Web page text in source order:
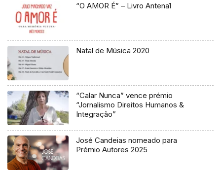
“O AMOR É” – Livro Antena1
Natal de Música 2020
“Calar Nunca” vence prémio
“Jornalismo Direitos Humanos &
Integração”
José Candeias nomeado para
Prémio Autores 2025